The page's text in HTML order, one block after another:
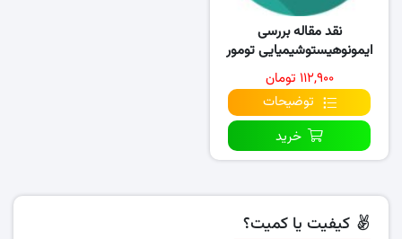
نقد مقاله بررسی
ایمونوهیستوشیمیایی تومور
۱۱۲,۹۰۰ تومان
توضیحات
خرید
کیفیت یا کمیت؟